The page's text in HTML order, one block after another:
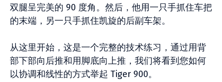
双腿呈完美的 90 度角。然后，他用一只手抓住车把
的末端，另一只手抓住凯旋的后副车架。
从这里开始，这是一个完整的技术练习，通过用背
部下部向后推和用脚底向上推，我们将看到您如何
以协调和线性的方式举起 Tiger 900。